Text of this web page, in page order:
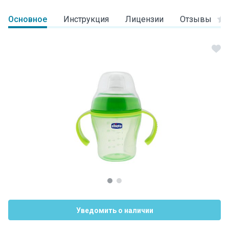
Основное Инструкция Лицензии Отзывы
Уведомить о наличии